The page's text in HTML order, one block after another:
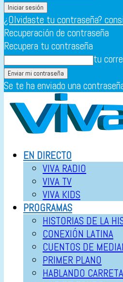
¿Olvidaste tu contraseña?
Recuperación de contraseña
Recupera tu contraseña
tu
Se te ha enviado una
EN DIRECTO
VIVA RADIO
VIVA TV
VIVA KIDS
PROGRAMAS
HISTORIAS DE LA
CONEXIÓN LATINA
CUENTOS DE
PRIMER PLANO
HABLANDO CARRETA